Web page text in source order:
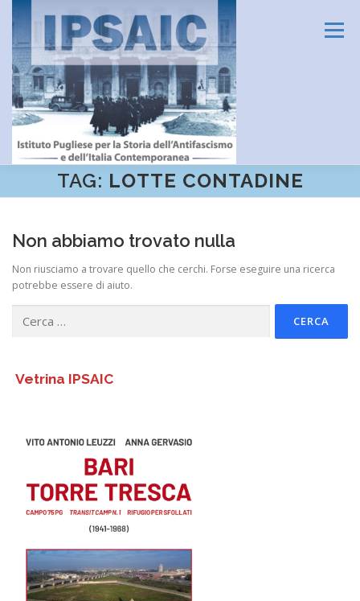
Passa
Menu
HOME L’ISTITUTO DIDATTICA E FORMAZIONE
AMMINISTRAZIONE TRASPARENTE
TAG: LOTTE CONTADINE
Non abbiamo trovato nulla
Non riusciamo a trovare quello che cerchi. Forse eseguire una ricerca
potrebbe essere di aiuto.
per:
Vetrina IPSAIC